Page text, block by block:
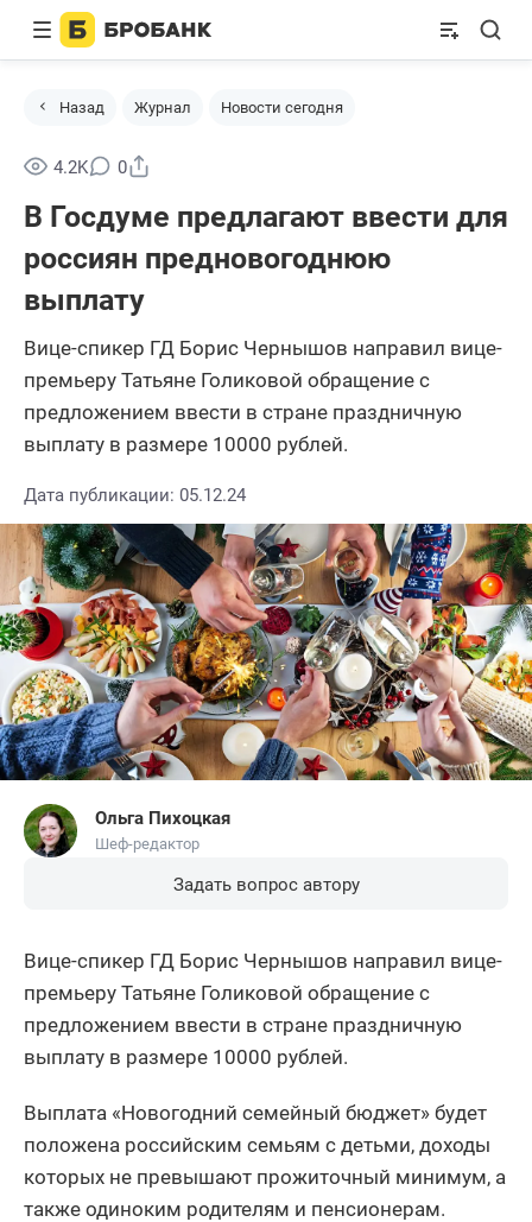
Назад Журнал Новости сегодня
4.2K 0
В Госдуме предлагают ввести для
россиян предновогоднюю
выплату
Вице-спикер ГД Борис Чернышов направил вице-
премьеру Татьяне Голиковой обращение с
предложением ввести в стране праздничную
выплату в размере 10000 рублей.
Дата публикации: 05.12.24
Ольга Пихоцкая
Шеф-редактор
Задать вопрос автору
Вице-спикер ГД Борис Чернышов направил вице-
премьеру Татьяне Голиковой обращение с
предложением ввести в стране праздничную
выплату в размере 10000 рублей.
Выплата «Новогодний семейный бюджет» будет
положена российским семьям с детьми, доходы
которых не превышают прожиточный минимум, а
также одиноким родителям и пенсионерам.